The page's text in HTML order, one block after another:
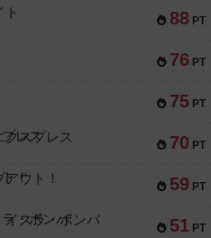
88 PT
76 PT
75 PT
70 PT
スプレス
59 PT
ウト！
51 PT
イスラ・ボンバ